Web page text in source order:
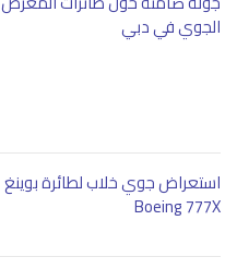
الجوي في دبي
استعراض جوي خلاب لطائرة بوينغ
Boeing 777X